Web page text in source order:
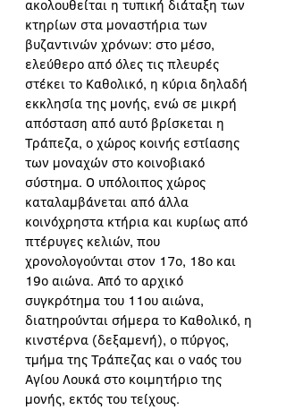
ακολουθείται η τυπική διάταξη των
κτηρίων στα μοναστήρια των
βυζαντινών χρόνων: στο μέσο,
ελεύθερο από όλες τις πλευρές
στέκει το Καθολικό, η κύρια δηλαδή
εκκλησία της μονής, ενώ σε μικρή
απόσταση από αυτό βρίσκεται η
Τράπεζα, ο χώρος κοινής εστίασης
των μοναχών στο κοινοβιακό
σύστημα. Ο υπόλοιπος χώρος
καταλαμβάνεται από άλλα
κοινόχρηστα κτήρια και κυρίως από
πτέρυγες κελιών, που
χρονολογούνται στον 17ο, 18ο και
19ο αιώνα. Από το αρχικό
συγκρότημα του 11ου αιώνα,
διατηρούνται σήμερα το Καθολικό, η
κινστέρνα (δεξαμενή), ο πύργος,
τμήμα της Τράπεζας και ο ναός του
Αγίου Λουκά στο κοιμητήριο της
μονής, εκτός του τείχους.